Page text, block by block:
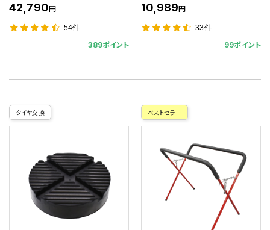
42,790円
54件
389ポイント
10,989円
33件
99ポイント
タイヤ交換 ベストセラー